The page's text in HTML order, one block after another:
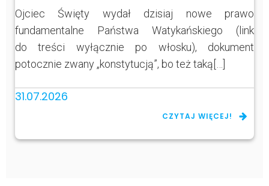
Ojciec Święty wydał dzisiaj nowe prawo
fundamentalne Państwa Watykańskiego (link
do treści wyłącznie po włosku), dokument
potocznie zwany „konstytucją”, bo też taką[…]
31.07.2026
CZYTAJ WIĘCEJ!